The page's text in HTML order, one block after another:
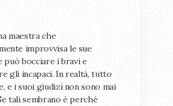
maestra che
improvvisa le sue
può bocciare i bravi e
gli incapaci. In realtà, tutto
e i suoi giudizi non sono mai
tali sembrano è perché